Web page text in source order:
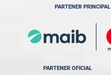
PARTENER PRINCIPAL
PARTENER OFICIAL